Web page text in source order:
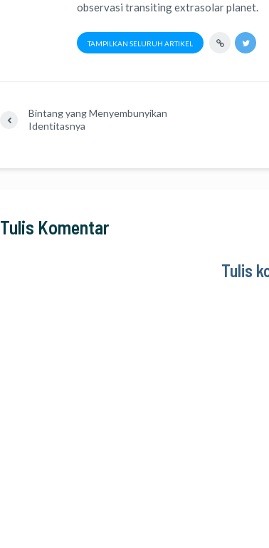
observasi transiting extrasolar planet.
TAMPILKAN SELURUH ARTIKEL
Bintang yang Menyembunyikan
Identitasnya
Tulis Komentar
Tulis